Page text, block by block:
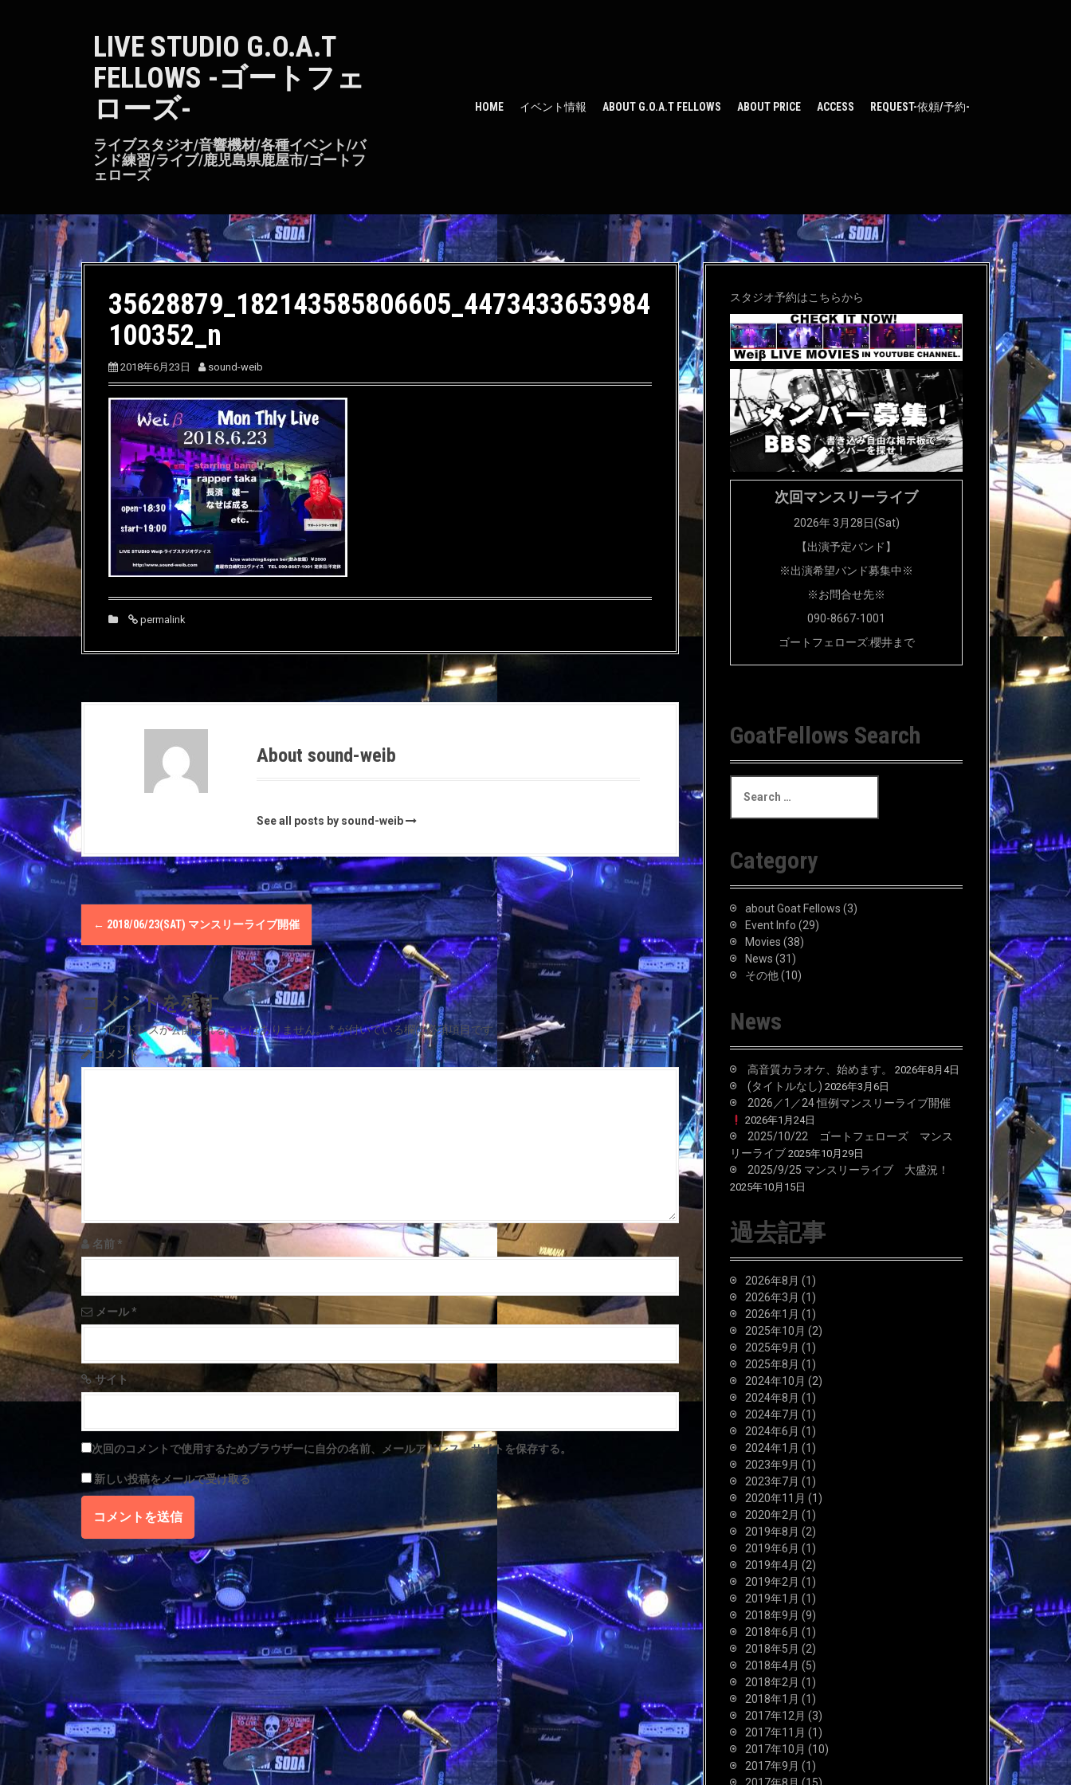
LIVE STUDIO G.O.A.T
FELLOWS -ゴートフェ
ローズ-
ライブスタジオ/音響機材/各種イベント/バ
ンド練習/ライブ/鹿児島県鹿屋市/ゴートフ
ェローズ
HOME イベント情報 ABOUT G.O.A.T FELLOWS ABOUT PRICE ACCESS REQUEST-依頼/予約-
35628879_182143585806605_4473433653984
100352_n
2018年6月23日 sound-weib
permalink
About sound-weib
See all posts by sound-weib
P
o
s
t
n
a
v
i
g
a
t
i
o
n
← 2018/06/23(SAT) マンスリーライブ開催
コメントを残す
メールアドレスが公開されることはありません。 *が付いている欄は必須項目です
コメント
名前 *
メール*
サイト
次回のコメントで使用するためブラウザーに自分の名前、メールアドレス、サイトを保存する。
新しい投稿をメールで受け取る
スタジオ予約はこちらから
次回マンスリーライブ
2026年 3月28日(Sat)
【出演予定バンド】
※出演希望バンド募集中※
※お問合せ先※
090-8667-1001
ゴートフェローズ:櫻井まで
GoatFellows Search
a
c
h
f
Category
about Goat Fellows (3)
Event Info (29)
Movies (38)
News (31)
その他(10)
News
高音質カラオケ、始めます。 2026年8月4日
(タイトルなし) 2026年3月6日
2026／1／24 恒例マンスリーライブ開催
2026年1月24日
2025/10/22 ゴートフェローズ マンス
リーライブ 2025年10月29日
2025/9/25 マンスリーライブ 大盛況！
2025年10月15日
過去記事
2026年8月 (1)
2026年3月 (1)
2026年1月 (1)
2025年10月 (2)
2025年9月 (1)
2025年8月 (1)
2024年10月 (2)
2024年8月 (1)
2024年7月 (1)
2024年6月 (1)
2024年1月 (1)
2023年9月 (1)
2023年7月 (1)
2020年11月 (1)
2020年2月 (1)
2019年8月 (2)
2019年6月 (1)
2019年4月 (2)
2019年2月 (1)
2019年1月 (1)
2018年9月 (9)
2018年6月 (1)
2018年5月 (2)
2018年4月 (5)
2018年2月 (1)
2018年1月 (1)
2017年12月 (3)
2017年11月 (1)
2017年10月 (10)
2017年9月 (1)